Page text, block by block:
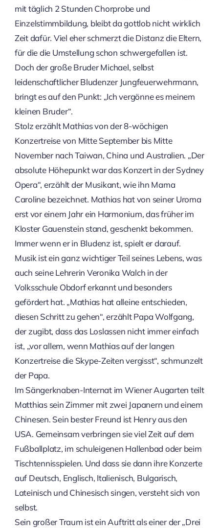
mit täglich 2 Stunden Chorprobe und
Einzelstimmbildung, bleibt da gottlob nicht wirklich
Zeit dafür. Viel eher schmerzt die Distanz die Eltern,
für die die Umstellung schon schwergefallen ist.
Doch der große Bruder Michael, selbst
leidenschaftlicher Bludenzer Jungfeuerwehrmann,
bringt es auf den Punkt: „Ich vergönne es meinem
kleinen Bruder“.
Stolz erzählt Mathias von der 8-wöchigen
Konzertreise von Mitte September bis Mitte
November nach Taiwan, China und Australien. „Der
absolute Höhepunkt war das Konzert in der Sydney
Opera“, erzählt der Musikant, wie ihn Mama
Caroline bezeichnet. Mathias hat von seiner Uroma
erst vor einem Jahr ein Harmonium, das früher im
Kloster Gauenstein stand, geschenkt bekommen.
Immer wenn er in Bludenz ist, spielt er darauf.
Musik ist ein ganz wichtiger Teil seines Lebens, was
auch seine Lehrerin Veronika Walch in der
Volksschule Obdorf erkannt und besonders
gefördert hat. „Mathias hat alleine entschieden,
diesen Schritt zu gehen“, erzählt Papa Wolfgang,
der zugibt, dass das Loslassen nicht immer einfach
ist, „vor allem, wenn Mathias auf der langen
Konzertreise die Skype-Zeiten vergisst“, schmunzelt
der Papa.
Im Sängerknaben-Internat im Wiener Augarten teilt
Matthias sein Zimmer mit zwei Japanern und einem
Chinesen. Sein bester Freund ist Henry aus den
USA. Gemeinsam verbringen sie viel Zeit auf dem
Fußballplatz, im schuleigenen Hallenbad oder beim
Tischtennisspielen. Und dass sie dann ihre Konzerte
auf Deutsch, Englisch, Italienisch, Bulgarisch,
Lateinisch und Chinesisch singen, versteht sich von
selbst.
Sein großer Traum ist ein Auftritt als einer der „Drei